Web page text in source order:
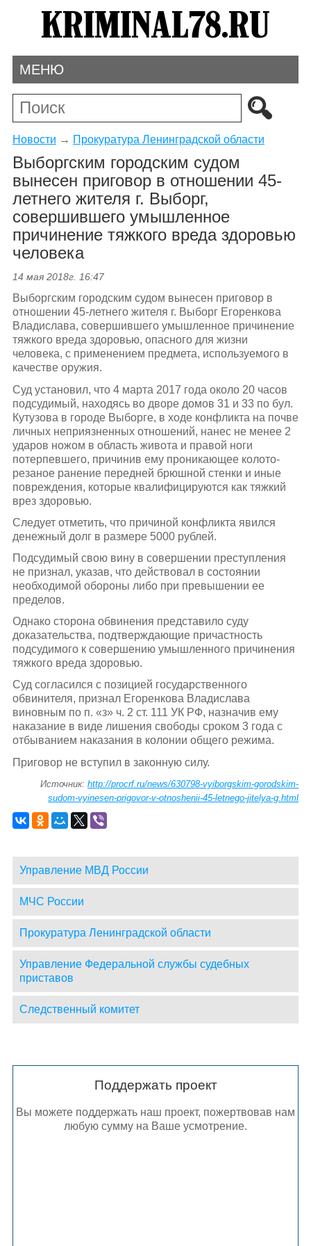
МЕНЮ
Новости → Прокуратура Ленинградской области
Выборгским городским судом
вынесен приговор в отношении 45-
летнего жителя г. Выборг,
совершившего умышленное
причинение тяжкого вреда здоровью
человека
14 мая 2018г. 16:47
Выборгским городским судом вынесен приговор в
отношении 45-летнего жителя г. Выборг Егоренкова
Владислава, совершившего умышленное причинение
тяжкого вреда здоровью, опасного для жизни
человека, с применением предмета, используемого в
качестве оружия.
Суд установил, что 4 марта 2017 года около 20 часов
подсудимый, находясь во дворе домов 31 и 33 по бул.
Кутузова в городе Выборге, в ходе конфликта на почве
личных неприязненных отношений, нанес не менее 2
ударов ножом в область живота и правой ноги
потерпевшего, причинив ему проникающее колото-
резаное ранение передней брюшной стенки и иные
повреждения, которые квалифицируются как тяжкий
врез здоровью.
Следует отметить, что причиной конфликта явился
денежный долг в размере 5000 рублей.
Подсудимый свою вину в совершении преступления
не признал, указав, что действовал в состоянии
необходимой обороны либо при превышении ее
пределов.
Однако сторона обвинения представило суду
доказательства, подтверждающие причастность
подсудимого к совершению умышленного причинения
тяжкого вреда здоровью.
Суд согласился с позицией государственного
обвинителя, признал Егоренкова Владислава
виновным по п. «з» ч. 2 ст. 111 УК РФ, назначив ему
наказание в виде лишения свободы сроком 3 года с
отбыванием наказания в колонии общего режима.
Приговор не вступил в законную силу.
Источник:http://procrf.ru/news/630798-vyiborgskim-gorodskim-
sudom-vyinesen-prigovor-v-otnoshenii-45-letnego-jitelya-g.html
Управление МВД России
МЧС России
Прокуратура Ленинградской области
Управление Федеральной службы судебных
приставов
Следственный комитет
Поддержать проект
Вы можете поддержать наш проект, пожертвовав нам
любую сумму на Ваше усмотрение.